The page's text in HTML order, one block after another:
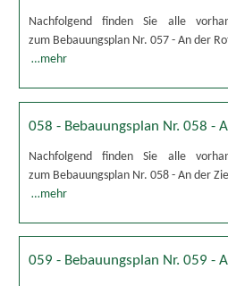
Nachfolgend finden Sie alle
zum Bebauungsplan Nr. 057 - An der
…mehr
058 - Bebauungsplan Nr. 058 -
Nachfolgend finden Sie alle
zum Bebauungsplan Nr. 058 - An der
…mehr
059 - Bebauungsplan Nr. 059 -